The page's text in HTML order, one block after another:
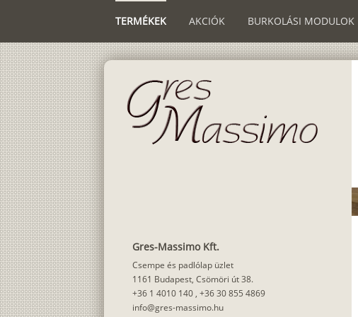
TERMÉKEK AKCIÓK BURKOLÁSI MODULOK
Gres-Massimo Kft.
Csempe és padlólap üzlet
1161 Budapest, Csömöri út 38.
+36 1 4010 140 , +36 30 855 4869
info@gres-massimo.hu